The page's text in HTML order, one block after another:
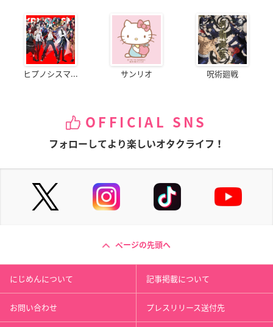
ヒプノシスマ... サンリオ 呪術廻戦
OFFICIAL SNS
フォローしてより楽しいオタクライフ！
ページの先頭へ
にじめんについて 記事掲載について
お問い合わせ プレスリリース送付先